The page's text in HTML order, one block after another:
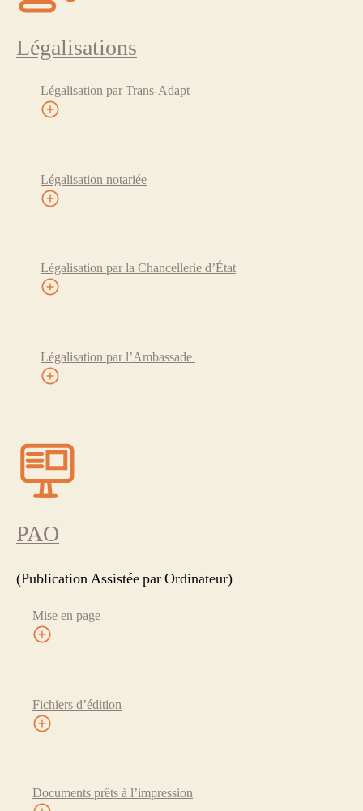
Légalisations
Légalisation par Trans-Adapt
Légalisation notariée
Légalisation par la Chancellerie d’État
Légalisation par l’Ambassade
PAO
(Publication Assistée par Ordinateur)
Mise en page
Fichiers d’édition
Documents prêts à l’impression